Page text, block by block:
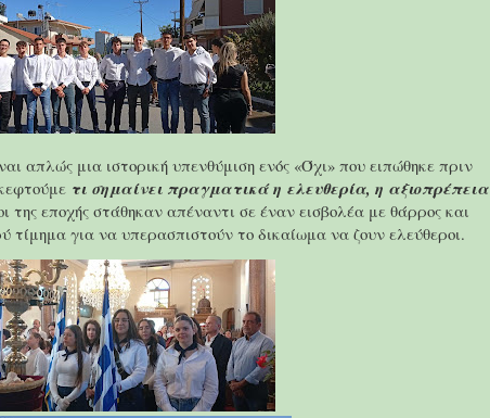
απλώς μια ιστορική υπενθύμιση ενός «Όχι» που ειπώθηκε πριν
τι σημαίνει πραγματικά η ελευθερία, η αξιοπρέπεια
της εποχής στάθηκαν απέναντι σε έναν εισβολέα με θάρρος και
τίμημα για να υπερασπιστούν το δικαίωμα να ζουν ελεύθεροι.